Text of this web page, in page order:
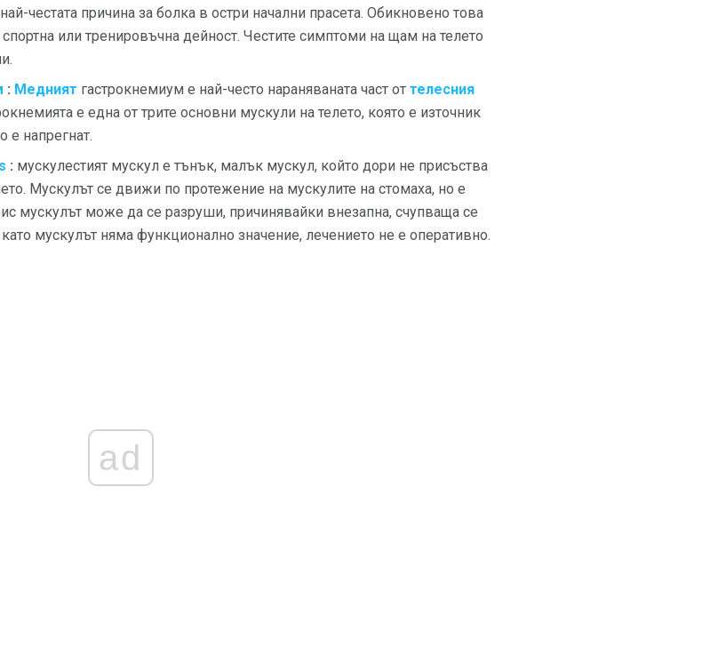
честата причина за болка в остри начални прасета. Обикновено това
или тренировъчна дейност. Честите симптоми на щам на телето
: Медният гастрокнемиум е най-често нараняваната част от телесния
е една от трите основни мускули на телето, която е източник
е напрегнат.
: мускулестият мускул е тънък, малък мускул, който дори не присъства
Мускулът се движи по протежение на мускулите на стомаха, но е
мускулът може да се разруши, причинявайки внезапна, счупваща се
мускулът няма функционално значение, лечението не е оперативно.
ad